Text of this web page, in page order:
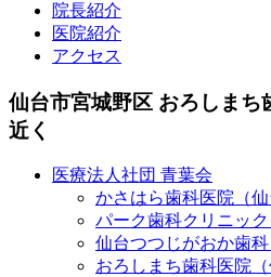
院長紹介
医院紹介
アクセス
仙台市宮城野区 おろしまち
近く
医療法人社団 青葉会
かさはら歯科医院（仙
パーク歯科クリニック
仙台つつじがおか歯科
おろしまち歯科医院（